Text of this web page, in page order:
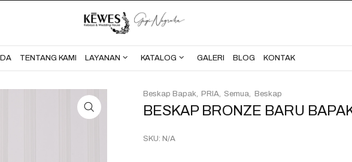
BERANDA
TENTANG KAMI LAYANAN KATALOG GALERI BLOG KONTAK
BESKAP BRONZE BARU
SKU: N/A
Beskap Bapak PRIA Semua Beskap